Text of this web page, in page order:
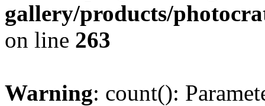
gallery/products/
on line 263
Warning: count():